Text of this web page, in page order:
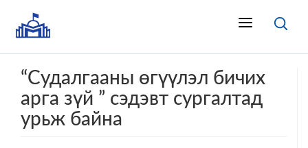
“Судалгааны өгүүлэл бичих
арга зүй ” сэдэвт сургалтад
урьж байна